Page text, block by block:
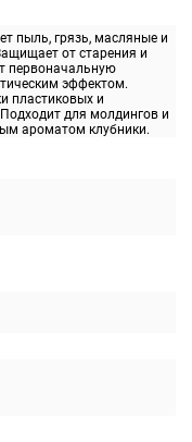
пыль, грязь, масляные и
от старения и
первоначальную
эффектом.
пластиковых и
для молдингов и
ароматом клубники.